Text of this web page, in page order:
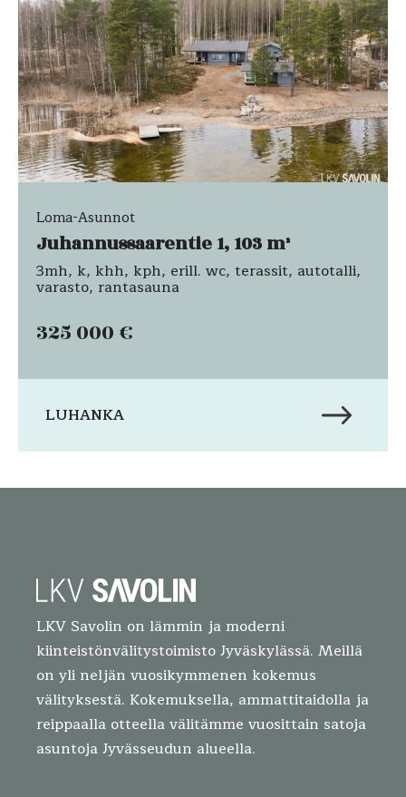
Loma-Asunnot
Juhannussaarentie 1, 103 m²
3mh, k, khh, kph, erill. wc, terassit, autotalli,
varasto, rantasauna
325 000 €
LUHANKA
LKV Savolin on lämmin ja moderni
kiinteistönvälitystoimisto Jyväskylässä. Meillä
on yli neljän vuosikymmenen kokemus
välityksestä. Kokemuksella, ammattitaidolla ja
reippaalla otteella välitämme vuosittain satoja
asuntoja Jyvässeudun alueella.